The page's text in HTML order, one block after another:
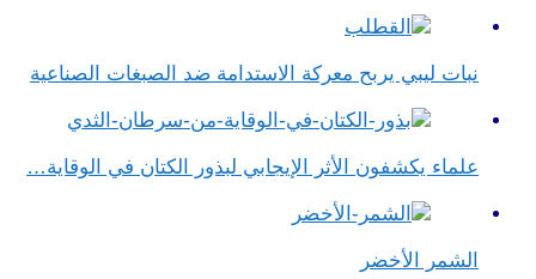
نبات ليبي يربح معركة الاستدامة ضد الصبغات الصناعية
علماء يكشفون الأثر الإيجابي لبذور الكتان في الوقاية…
الشمر الأخضر